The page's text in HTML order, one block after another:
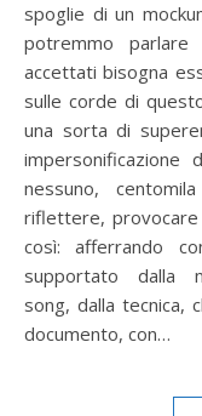
spoglie di un
potremmo
accettati bisogna
sulle corde di
una sorta di
impersonificazione
nessuno,
riflettere,
così: afferrando
supportato dalla
song, dalla tecnica,
documento, con…